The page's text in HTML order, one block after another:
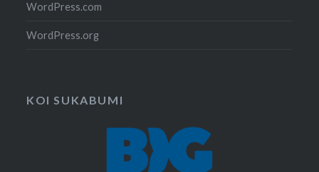
WordPress.com
WordPress.org
KOI SUKABUMI